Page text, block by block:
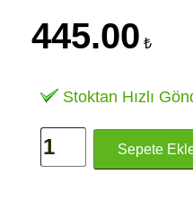
445.00 ₺
Stoktan Hızlı